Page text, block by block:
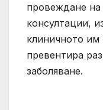
провеждане
консултации,
клиничното им
превентира
заболяване.